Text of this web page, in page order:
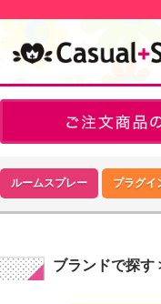
ルームスプレー プラグイ
ブランドで探す